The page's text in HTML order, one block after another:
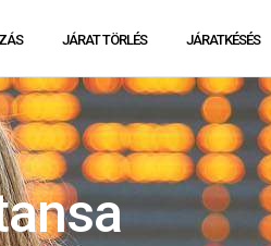
JÁRAT TÖRLÉS JÁRATKÉSÉS